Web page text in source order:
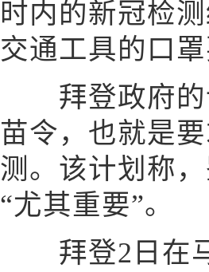
时内的新冠检
交通工具的口
拜登政府的
苗令，也就是
测。该计划称
“尤其重要”。
拜登2日在马